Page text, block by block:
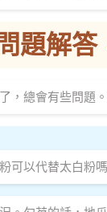
題解
，總會有些問題
可以代替太白粉